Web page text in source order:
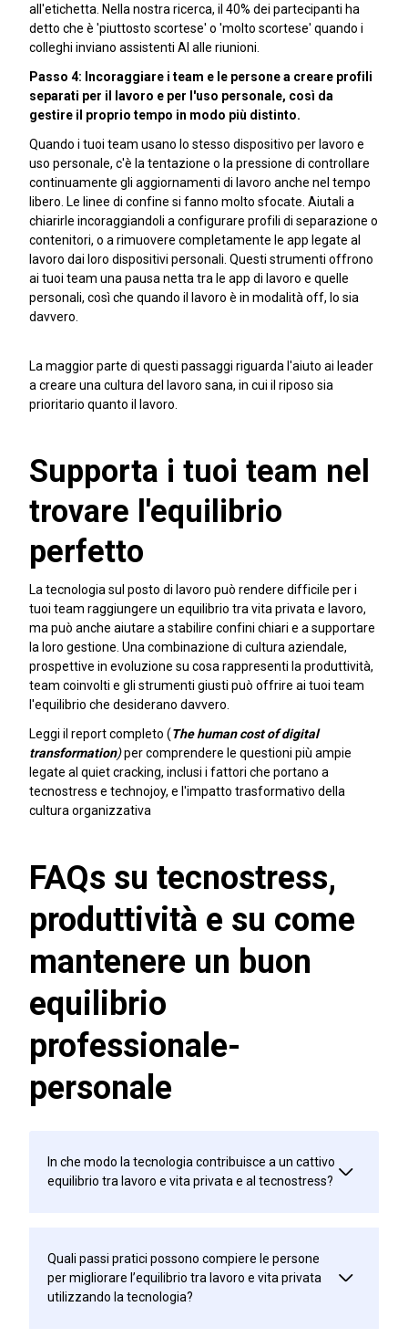
all'etichetta. Nella nostra ricerca, il 40% dei partecipanti ha
detto che è 'piuttosto scortese' o 'molto scortese' quando i
colleghi inviano assistenti AI alle riunioni.
Passo 4: Incoraggiare i team e le persone a creare profili
separati per il lavoro e per l'uso personale, così da
gestire il proprio tempo in modo più distinto.
Quando i tuoi team usano lo stesso dispositivo per lavoro e
uso personale, c'è la tentazione o la pressione di controllare
continuamente gli aggiornamenti di lavoro anche nel tempo
libero. Le linee di confine si fanno molto sfocate. Aiutali a
chiarirle incoraggiandoli a configurare profili di separazione o
contenitori, o a rimuovere completamente le app legate al
lavoro dai loro dispositivi personali. Questi strumenti offrono
ai tuoi team una pausa netta tra le app di lavoro e quelle
personali, così che quando il lavoro è in modalità off, lo sia
davvero.
La maggior parte di questi passaggi riguarda l'aiuto ai leader
a creare una cultura del lavoro sana, in cui il riposo sia
prioritario quanto il lavoro.
Supporta i tuoi team nel
trovare l'equilibrio
perfetto
La tecnologia sul posto di lavoro può rendere difficile per i
tuoi team raggiungere un equilibrio tra vita privata e lavoro,
ma può anche aiutare a stabilire confini chiari e a supportare
la loro gestione. Una combinazione di cultura aziendale,
prospettive in evoluzione su cosa rappresenti la produttività,
team coinvolti e gli strumenti giusti può offrire ai tuoi team
l'equilibrio che desiderano davvero.
Leggi il report completo (The human cost of digital
transformation)per comprendere le questioni più ampie
legate al quiet cracking, inclusi i fattori che portano a
tecnostress e technojoy, e l'impatto trasformativo della
cultura organizzativa
FAQs su tecnostress,
produttività e su come
mantenere un buon
equilibrio
professionale-
personale
In che modo la tecnologia contribuisce a un cattivo
equilibrio tra lavoro e vita privata e al tecnostress?
Quali passi pratici possono compiere le persone
per migliorare l’equilibrio tra lavoro e vita privata
utilizzando la tecnologia?